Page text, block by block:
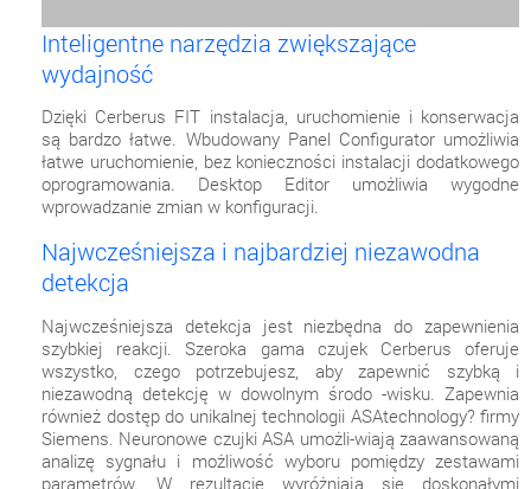
Inteligentne narzędzia zwiększające
wydajność
Dzięki Cerberus FIT instalacja, uruchomienie i konserwacja
są bardzo łatwe. Wbudowany Panel Configurator umożliwia
łatwe uruchomienie, bez konieczności instalacji dodatkowego
oprogramowania. Desktop Editor umożliwia wygodne
wprowadzanie zmian w konfiguracji.
Najwcześniejsza i najbardziej niezawodna
detekcja
Najwcześniejsza detekcja jest niezbędna do zapewnienia
szybkiej reakcji. Szeroka gama czujek Cerberus oferuje
wszystko, czego potrzebujesz, aby zapewnić szybką i
niezawodną detekcję w dowolnym środo -wisku. Zapewnia
również dostęp do unikalnej technologii ASAtechnology? firmy
Siemens. Neuronowe czujki ASA umożli-wiają zaawansowaną
analizę sygnału i możliwość wyboru pomiędzy zestawami
parametrów. W rezultacie wyróżniają się doskonałymi